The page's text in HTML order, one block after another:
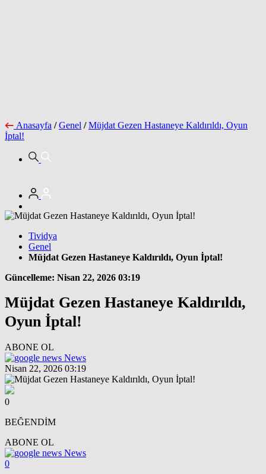
Anasayfa / Genel / Müjdat Gezen Hastaneye Kaldırıldı, Oyun
İptal!
Tividya
Genel
Müjdat Gezen Hastaneye Kaldırıldı, Oyun İptal!
Güncelleme: Nisan 22, 2026 03:19
Müjdat Gezen Hastaneye Kaldırıldı,
Oyun İptal!
ABONE OL
News
Nisan 22, 2026 03:19
0
BEĞENDİM
ABONE OL
News
0